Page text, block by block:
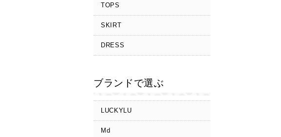
TOPS
SKIRT
DRESS
ブランドで選ぶ
LUCKYLU
Md